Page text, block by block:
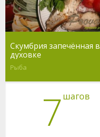
Скумбрия запечённая в
духовке
Рыба
7 шагов